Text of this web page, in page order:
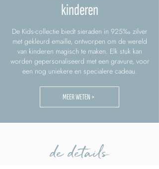
kinderen
De Kids-collectie biedt sieraden in 925‰ zilver
met gekleurd emaille, ontworpen om de wereld
van kinderen magisch te maken. Elk stuk kan
worden gepersonaliseerd met een gravure, voor
een nog uniekere en specialere cadeau.
MEER WETEN >
de details